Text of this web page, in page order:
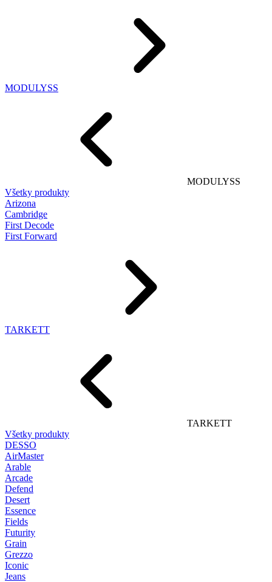
MODULYSS
MODULYSS
Všetky produkty
Arizona
Cambridge
First Decode
First Forward
TARKETT
TARKETT
Všetky produkty
DESSO
AirMaster
Arable
Arcade
Defend
Desert
Essence
Fields
Futurity
Grain
Grezzo
Iconic
Jeans